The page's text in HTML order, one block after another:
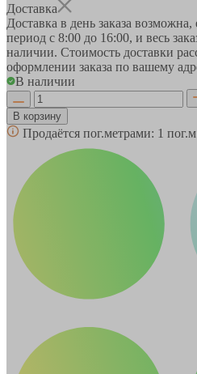
Доставка
Доставка в день заказа
период с 8:00 до 16:00, и весь
наличии. Стоимость доставки
оформлении заказа по вашему
В наличии
В корзину
Продаётся пог.метрами: 1